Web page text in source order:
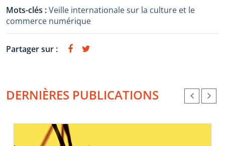
Mots-clés :Veille internationale sur la culture et le
commerce numérique
Partager sur :
DERNIÈRES PUBLICATIONS